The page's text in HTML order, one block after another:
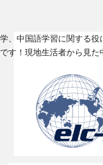
、中国語学習に関する
す！現地生活者から見た